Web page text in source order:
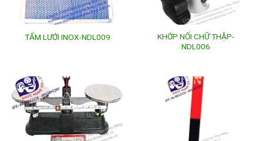
TẤM LƯỚI INOX-NDL009
KHỚP NỐI CHỮ THẬP-
NDL006